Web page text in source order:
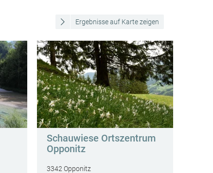
Ergebnisse auf Karte zeigen
Schauwiese Ortszentrum
Opponitz
3342 Opponitz